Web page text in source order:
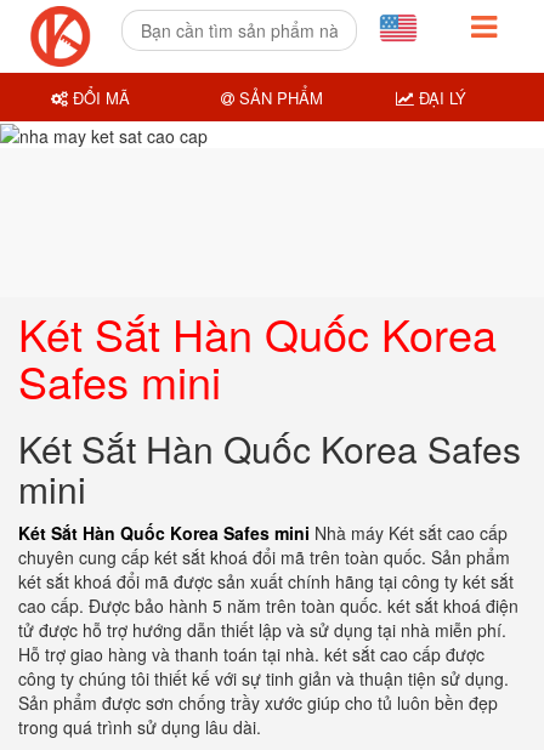
Két Sắt Hàn Quốc Korea
Safes mini
Két Sắt Hàn Quốc Korea Safes
mini
Két Sắt Hàn Quốc Korea Safes mini Nhà máy Két sắt cao cấp
chuyên cung cấp két sắt khoá đổi mã trên toàn quốc. Sản phẩm
két sắt khoá đổi mã được sản xuất chính hãng tại công ty két sắt
cao cấp. Được bảo hành 5 năm trên toàn quốc. két sắt khoá điện
tử được hỗ trợ hướng dẫn thiết lập và sử dụng tại nhà miễn phí.
Hỗ trợ giao hàng và thanh toán tại nhà. két sắt cao cấp được
công ty chúng tôi thiết kế với sự tinh giản và thuận tiện sử dụng.
Sản phẩm được sơn chống trầy xước giúp cho tủ luôn bền đẹp
trong quá trình sử dụng lâu dài.
ĐỔI MÃ SẢN PHẨM ĐẠI LÝ